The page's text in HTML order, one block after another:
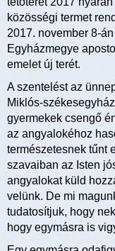
közösségi termet
2017. november 8-
Egyházmegye
emelet új terét.
A szentelést az
Miklós-
gyermekek csengő
az angyalokéhoz
természetesnek tűnt
szavaiban az Isten
angyalokat küld
velünk. De mi
tudatosítjuk, hogy
hogy egymásra is